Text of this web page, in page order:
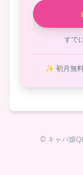
すで
✨ 初月無
© キャバ嬢